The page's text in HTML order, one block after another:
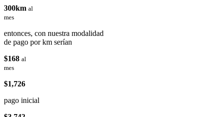
300km al
mes
entonces, con nuestra modalidad
de pago por km serían
$168 al
mes
$1,726
pago inicial